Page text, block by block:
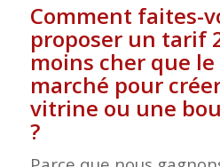
Comment faites-
proposer un tarif
moins cher que
marché pour
vitrine ou une
?